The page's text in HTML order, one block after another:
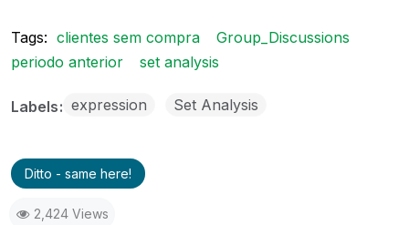
Tags: clientes sem compra
Group_Discussions
periodo anterior
set analysis
Labels expression Set Analysis
Ditto - same here!
2,424 Views